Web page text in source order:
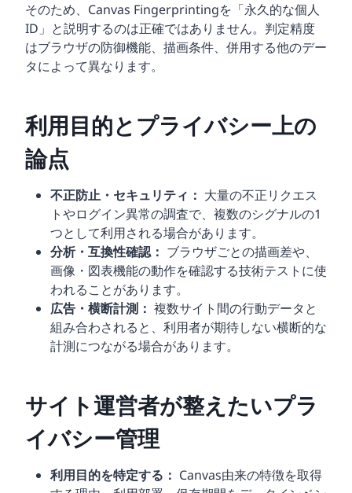
そのため、Canvas Fingerprintingを「永久的な個人
ID」と説明するのは正確ではありません。判定精度
はブラウザの防御機能、描画条件、併用する他のデー
タによって異なります。
利用目的とプライバシー上の
論点
不正防止・セキュリティ： 大量の不正リクエス
トやログイン異常の調査で、複数のシグナルの1
つとして利用される場合があります。
分析・互換性確認： ブラウザごとの描画差や、
画像・図表機能の動作を確認する技術テストに使
われることがあります。
広告・横断計測： 複数サイト間の行動データと
組み合わされると、利用者が期待しない横断的な
計測につながる場合があります。
サイト運営者が整えたいプラ
イバシー管理
利用目的を特定する： Canvas由来の特徴を取得